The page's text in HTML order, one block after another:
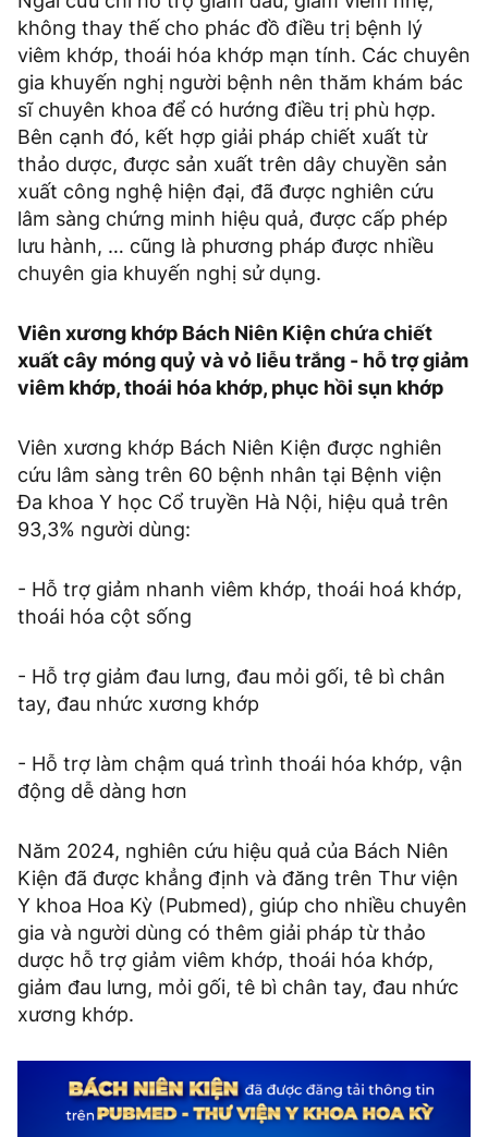
không thay thế cho phác đồ điều trị bệnh lý
viêm khớp, thoái hóa khớp mạn tính. Các chuyên
gia khuyến nghị người bệnh nên thăm khám bác
sĩ chuyên khoa để có hướng điều trị phù hợp.
Bên cạnh đó, kết hợp giải pháp chiết xuất từ
thảo dược, được sản xuất trên dây chuyền sản
xuất công nghệ hiện đại, đã được nghiên cứu
lâm sàng chứng minh hiệu quả, được cấp phép
lưu hành, … cũng là phương pháp được nhiều
chuyên gia khuyến nghị sử dụng.
Viên xương khớp Bách Niên Kiện chứa chiết
xuất cây móng quỷ và vỏ liễu trắng - hỗ trợ giảm
viêm khớp, thoái hóa khớp, phục hồi sụn khớp
Viên xương khớp Bách Niên Kiện được nghiên
cứu lâm sàng trên 60 bệnh nhân tại Bệnh viện
Đa khoa Y học Cổ truyền Hà Nội, hiệu quả trên
93,3% người dùng:
- Hỗ trợ giảm nhanh viêm khớp, thoái hoá khớp,
thoái hóa cột sống
- Hỗ trợ giảm đau lưng, đau mỏi gối, tê bì chân
tay, đau nhức xương khớp
- Hỗ trợ làm chậm quá trình thoái hóa khớp, vận
động dễ dàng hơn
Năm 2024, nghiên cứu hiệu quả của Bách Niên
Kiện đã được khẳng định và đăng trên Thư viện
Y khoa Hoa Kỳ (Pubmed), giúp cho nhiều chuyên
gia và người dùng có thêm giải pháp từ thảo
dược hỗ trợ giảm viêm khớp, thoái hóa khớp,
giảm đau lưng, mỏi gối, tê bì chân tay, đau nhức
xương khớp.